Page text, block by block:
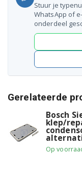
3SC76300A/13
3SC76300A/15
CWK4W360/04
CWK4W360/05
CWK4W360/06
CWK4W360/09
CWK4W360/10
Stuur je
WhatsApp of
onderdeel
Gerelateerde
Bosch
klep/
Op